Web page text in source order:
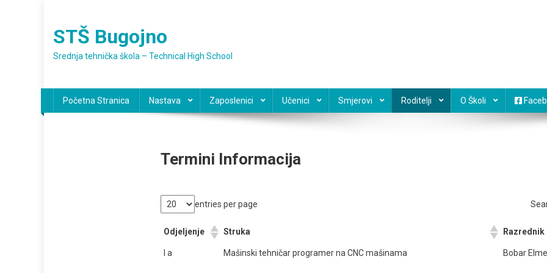
sadržaj
STŠ Bugojno
Srednja tehnička škola – Technical High School
Početna Stranica Nastava Zaposlenici Učenici Smjerovi Roditelji O Školi
Termini Informacija
entries per page
Odjeljenje Struka Razrednik
I a Mašinski tehničar programer na CNC mašinama Bobar